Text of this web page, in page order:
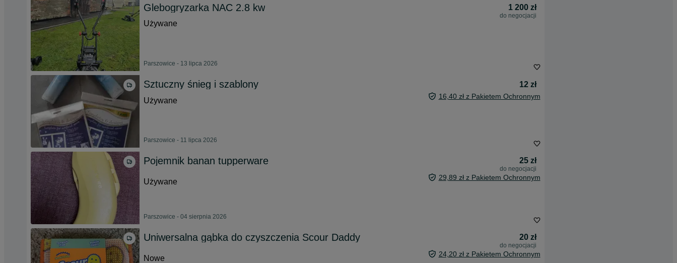
Glebogryzarka NAC 2.8 kw 1 200 zł
do negocjacji
Używane
Parszowice - 13 lipca 2026
Sztuczny śnieg i szablony
12 zł
Używane
16,40 zł z Pakietem Ochronnym
Parszowice - 11 lipca 2026
Pojemnik banan tupperware 25 zł
do negocjacji
Używane 29,89 zł z Pakietem Ochronnym
Parszowice - 04 sierpnia 2026
Uniwersalna gąbka do czyszczenia Scour Daddy 20 zł
do negocjacji
Nowe 24,20 zł z Pakietem Ochronnym